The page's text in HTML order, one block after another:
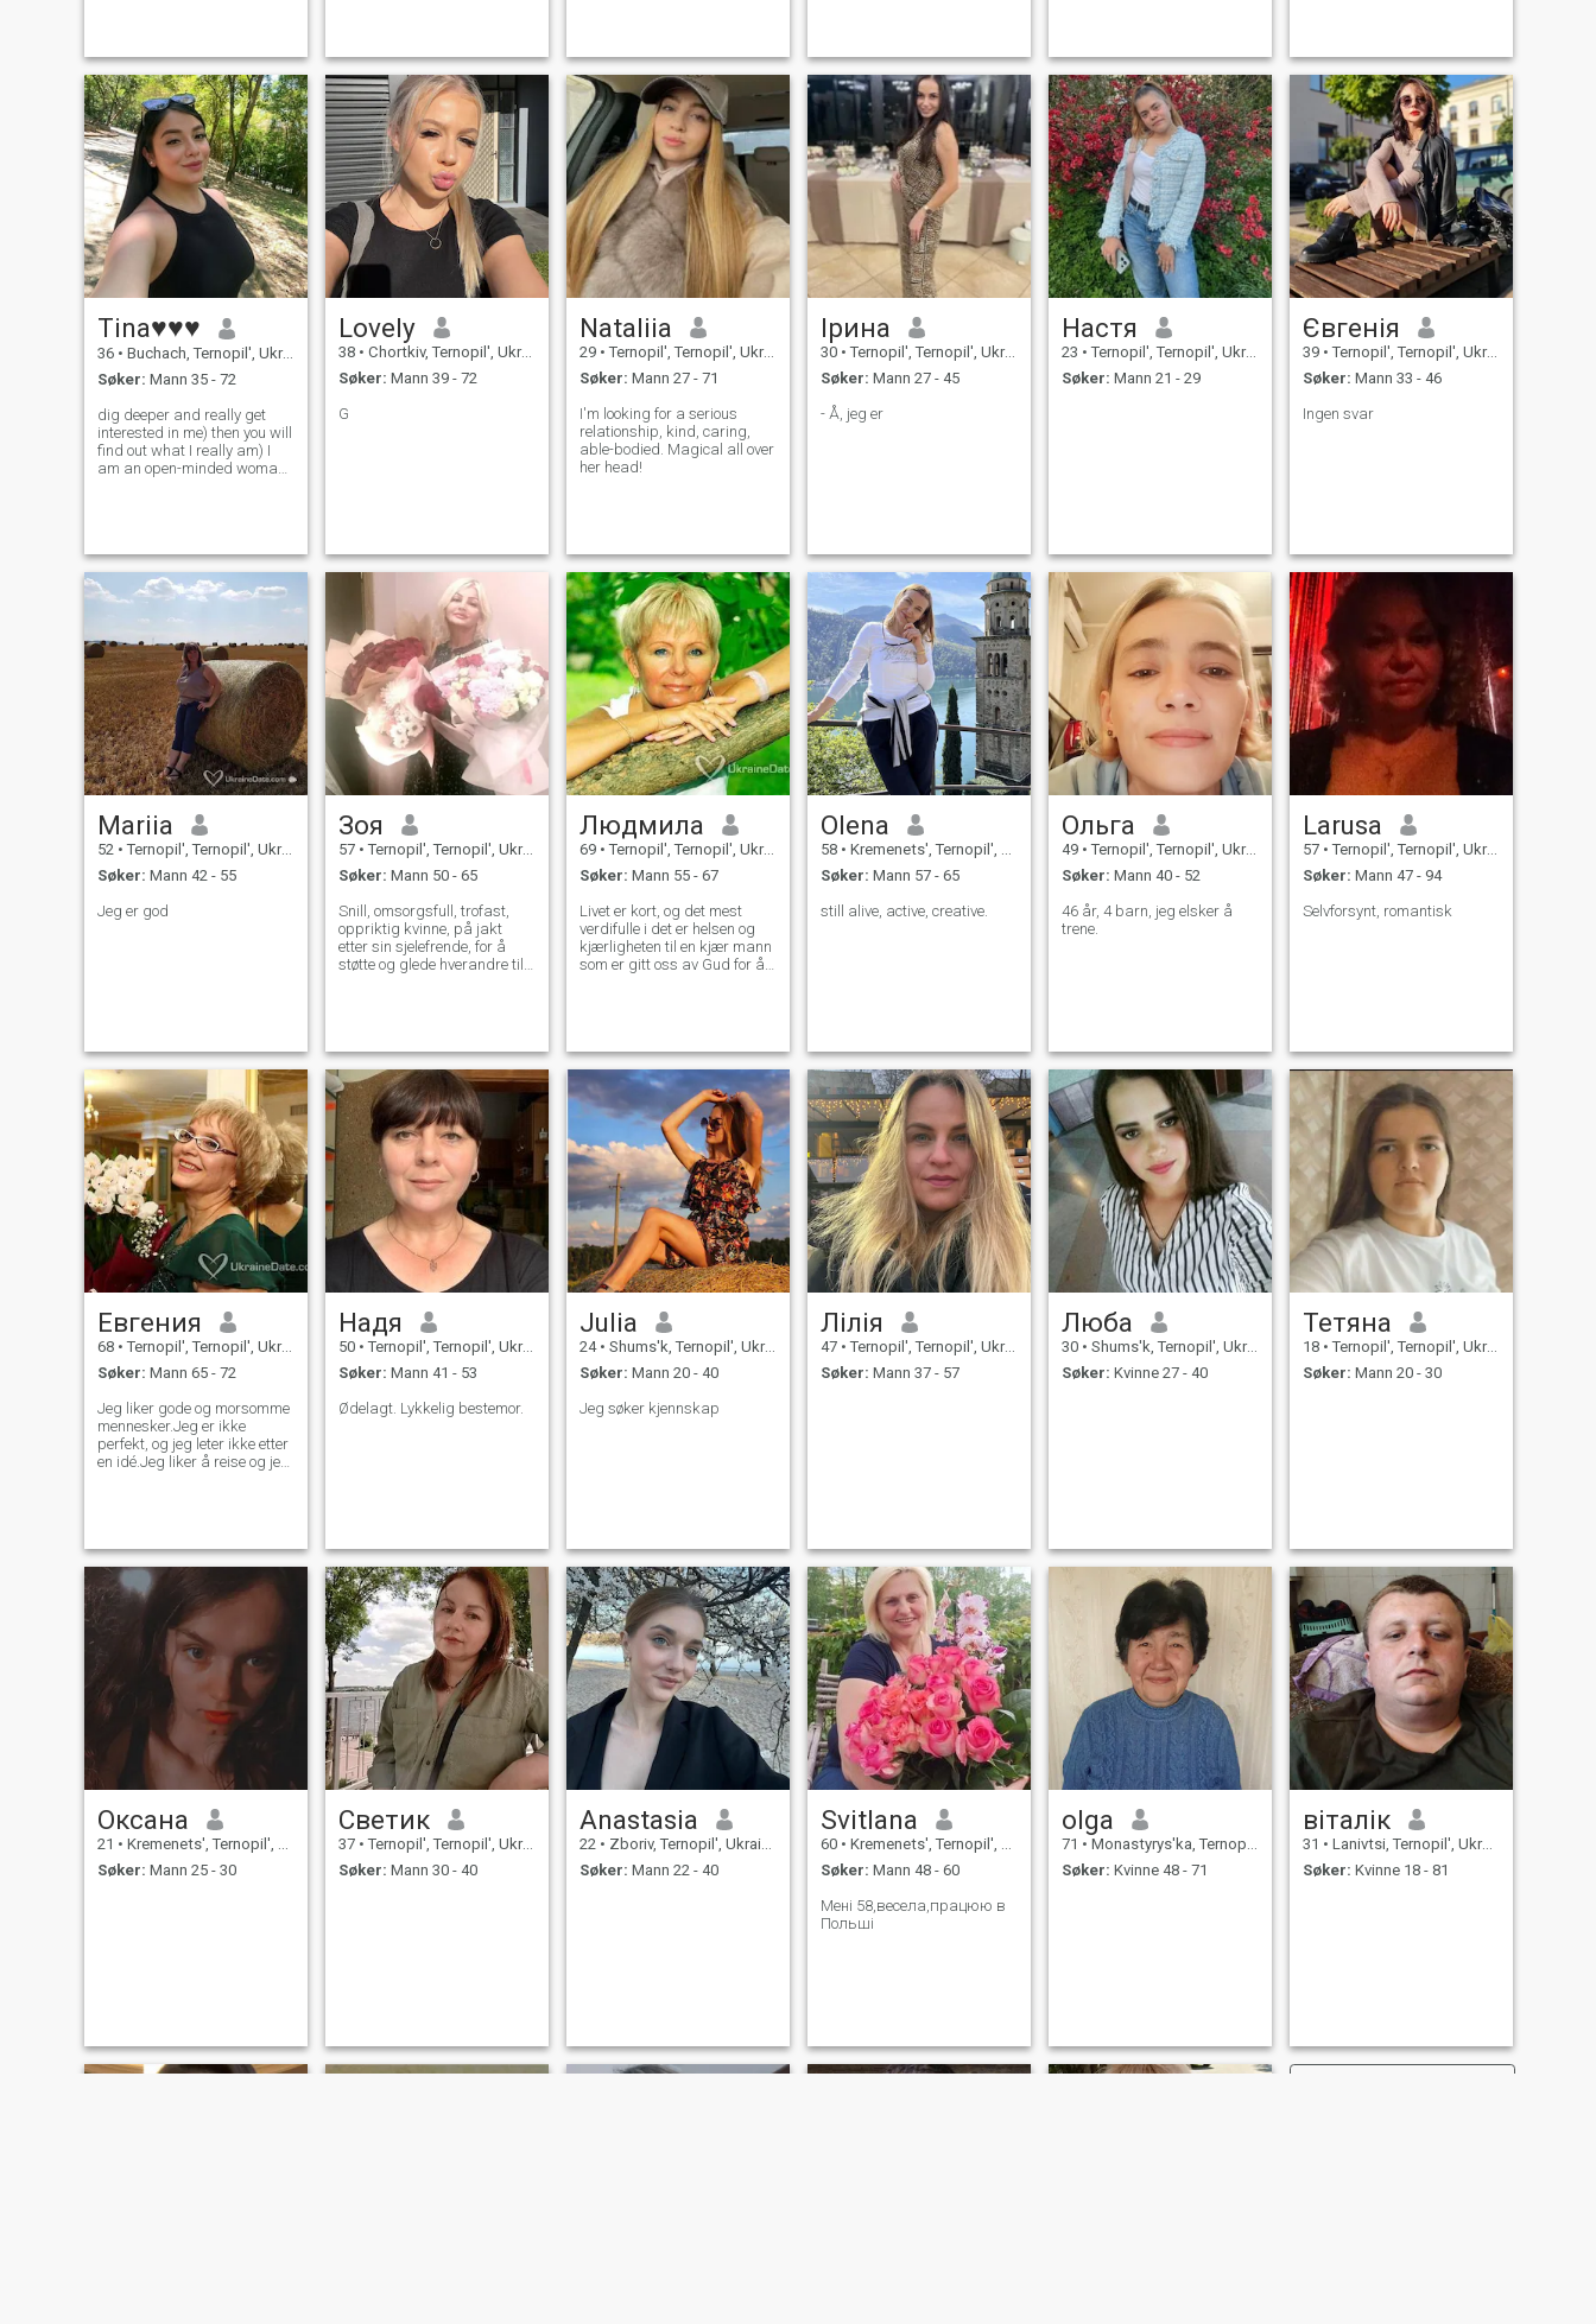
мне нравится ходить в
галереи, театр, иногда я
люблю ходить по
магазинам. Я ищу
it’s interesting to dig deeper. I
can
Tina♥♥♥
36 • Buchach, Ternopil', Ukraina
Søker: Mann 35 - 72
dig deeper and really get
interested in me) then you will
find out what I really am) I
am an open-minded woman
woman of challenges. I have
Lovely
38 • Chortkiv, Ternopil', Ukraina
Søker: Mann 39 - 72
G
Nataliia
29 • Ternopil', Ternopil', Ukraina
Søker: Mann 27 - 71
I'm looking for a serious
relationship, kind, caring,
able-bodied. Magical all over
her head!
Ірина
30 • Ternopil', Ternopil', Ukraina
Søker: Mann 27 - 45
- Å, jeg er
Настя
23 • Ternopil', Ternopil', Ukraina
Søker: Mann 21 - 29
Євгенія
39 • Ternopil', Ternopil', Ukraina
Søker: Mann 33 - 46
Ingen svar
Mariia
52 • Ternopil', Ternopil', Ukraina
Søker: Mann 42 - 55
Jeg er god
Зоя
57 • Ternopil', Ternopil', Ukraina
Søker: Mann 50 - 65
Snill, omsorgsfull, trofast,
oppriktig kvinne, på jakt
etter sin sjelefrende, for å
støtte og glede hverandre til
hjelpe folk.
Людмила
69 • Ternopil', Ternopil', Ukraina
Søker: Mann 55 - 67
Livet er kort, og det mest
verdifulle i det er helsen og
kjærligheten til en kjær mann
som er gitt oss av Gud for å
Olena
58 • Kremenets', Ternopil', Ukraina
Søker: Mann 57 - 65
still alive, active, creative.
Ольга
49 • Ternopil', Ternopil', Ukraina
Søker: Mann 40 - 52
46 år, 4 barn, jeg elsker å
trene.
Larusa
57 • Ternopil', Ternopil', Ukraina
Søker: Mann 47 - 94
Selvforsynt, romantisk
Евгения
68 • Ternopil', Ternopil', Ukraina
Søker: Mann 65 - 72
Jeg liker gode og morsomme
mennesker.Jeg er ikke
perfekt, og jeg leter ikke etter
en idé.Jeg liker å reise og jeg
praktisere.
Надя
50 • Ternopil', Ternopil', Ukraina
Søker: Mann 41 - 53
Ødelagt. Lykkelig bestemor.
Julia
24 • Shums'k, Ternopil', Ukraina
Søker: Mann 20 - 40
Jeg søker kjennskap
Лілія
47 • Ternopil', Ternopil', Ukraina
Søker: Mann 37 - 57
Люба
30 • Shums'k, Ternopil', Ukraina
Søker: Kvinne 27 - 40
Тетяна
18 • Ternopil', Ternopil', Ukraina
Søker: Mann 20 - 30
Оксана
21 • Kremenets', Ternopil', Ukraina
Søker: Mann 25 - 30
Светик
37 • Ternopil', Ternopil', Ukraina
Søker: Mann 30 - 40
Anastasia
22 • Zboriv, Ternopil', Ukraina
Søker: Mann 22 - 40
Svitlana
60 • Kremenets', Ternopil', Ukraina
Søker: Mann 48 - 60
Мені 58,весела,працюю в
Польші
olga
71 • Monastyrys'ka, Ternopil', Ukraina
Søker: Kvinne 48 - 71
віталік
31 • Lanivtsi, Ternopil', Ukraina
Søker: Kvinne 18 - 81